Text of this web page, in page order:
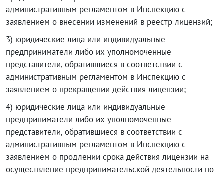
административным регламентом в Инспекцию с
заявлением о внесении изменений в реестр лицензий;
3) юридические лица или индивидуальные
предприниматели либо их уполномоченные
представители, обратившиеся в соответствии с
административным регламентом в Инспекцию с
заявлением о прекращении действия лицензии;
4) юридические лица или индивидуальные
предприниматели либо их уполномоченные
представители, обратившиеся в соответствии с
административным регламентом в Инспекцию с
заявлением о продлении срока действия лицензии на
осуществление предпринимательской деятельности по